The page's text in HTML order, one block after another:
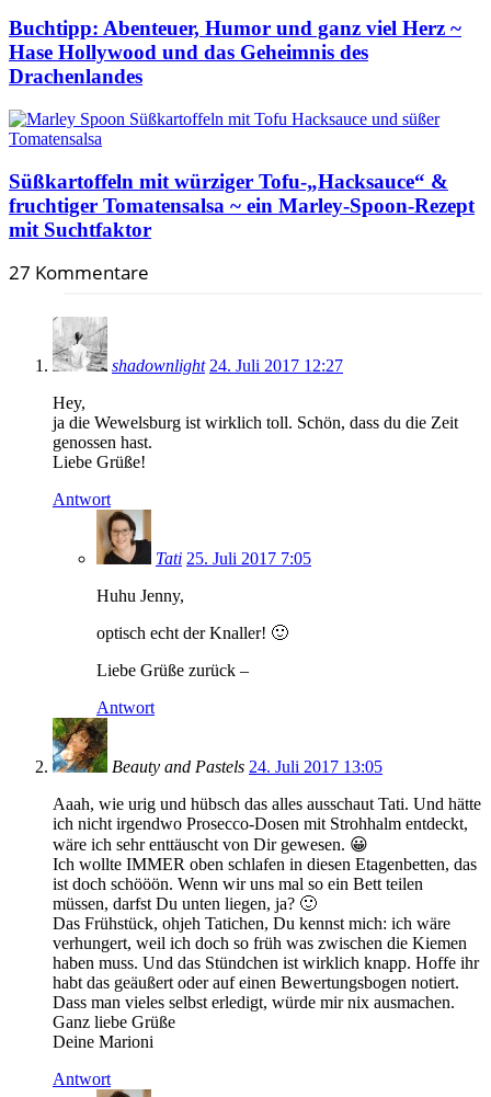
Buchtipp: Abenteuer, Humor und ganz viel Herz ~
Hase Hollywood und das Geheimnis des
Drachenlandes
Süßkartoffeln mit würziger Tofu-„Hacksauce“ &
fruchtiger Tomatensalsa ~ ein Marley-Spoon-Rezept
mit Suchtfaktor
27 Kommentare
shadownlight 24. Juli 2017 12:27
Hey,
ja die Wewelsburg ist wirklich toll. Schön, dass du die Zeit
genossen hast.
Liebe Grüße!
Antwort
Tati 25. Juli 2017 7:05
Huhu Jenny,
optisch echt der Knaller! 🙂
Liebe Grüße zurück –
Antwort
Beauty and Pastels 24. Juli 2017 13:05
Aaah, wie urig und hübsch das alles ausschaut Tati. Und hätte
ich nicht irgendwo Prosecco-Dosen mit Strohhalm entdeckt,
wäre ich sehr enttäuscht von Dir gewesen. 😀
Ich wollte IMMER oben schlafen in diesen Etagenbetten, das
ist doch schööön. Wenn wir uns mal so ein Bett teilen
müssen, darfst Du unten liegen, ja? 🙂
Das Frühstück, ohjeh Tatichen, Du kennst mich: ich wäre
verhungert, weil ich doch so früh was zwischen die Kiemen
haben muss. Und das Stündchen ist wirklich knapp. Hoffe ihr
habt das geäußert oder auf einen Bewertungsbogen notiert.
Dass man vieles selbst erledigt, würde mir nix ausmachen.
Ganz liebe Grüße
Deine Marioni
Antwort